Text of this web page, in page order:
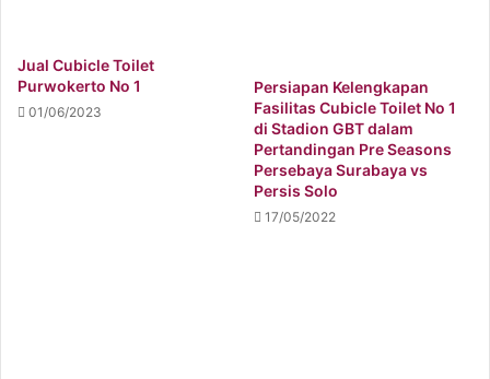
Jual Cubicle Toilet
Purwokerto No 1
01/06/2023
Persiapan Kelengkapan
Fasilitas Cubicle Toilet No 1
di Stadion GBT dalam
Pertandingan Pre Seasons
Persebaya Surabaya vs
Persis Solo
17/05/2022